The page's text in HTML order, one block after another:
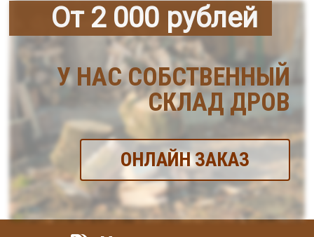
От 2 000 рублей
У НАС СОБСТВЕННЫЙ
СКЛАД ДРОВ
ОНЛАЙН ЗАКАЗ